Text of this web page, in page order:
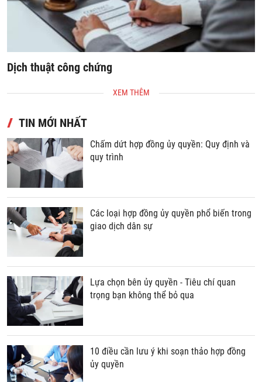
Dịch thuật công chứng
XEM THÊM
TIN MỚI NHẤT
Chấm dứt hợp đồng ủy quyền: Quy định và
quy trình
Các loại hợp đồng ủy quyền phổ biến trong
giao dịch dân sự
Lựa chọn bên ủy quyền - Tiêu chí quan
trọng bạn không thể bỏ qua
10 điều cần lưu ý khi soạn thảo hợp đồng
ủy quyền